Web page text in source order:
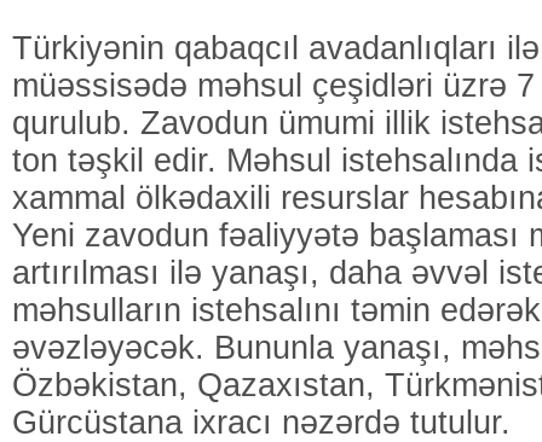
Türkiyənin qabaqcıl avadanlıqları
müəssisədə məhsul çeşidləri üzrə
qurulub. Zavodun ümumi illik
ton təşkil edir. Məhsul istehsalında
xammal ölkədaxili resurslar
Yeni zavodun fəaliyyətə başlaması
artırılması ilə yanaşı, daha əvvəl
məhsulların istehsalını təmin
əvəzləyəcək. Bununla yanaşı,
Özbəkistan, Qazaxıstan,
Gürcüstana ixracı nəzərdə tutulur.